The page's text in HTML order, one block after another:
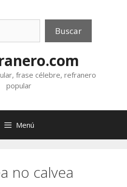
Buscar
frase célebre, refranero
popular
Menú
no calvea